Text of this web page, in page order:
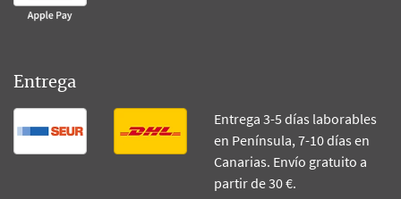
Entrega
Entrega 3-5 días laborables
en Península, 7-10 días en
Canarias. Envío gratuito a
partir de 30 €.